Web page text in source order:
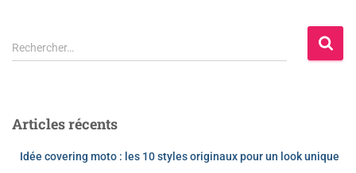
Rechercher…
Articles récents
Idée covering moto : les 10 styles originaux pour un look unique